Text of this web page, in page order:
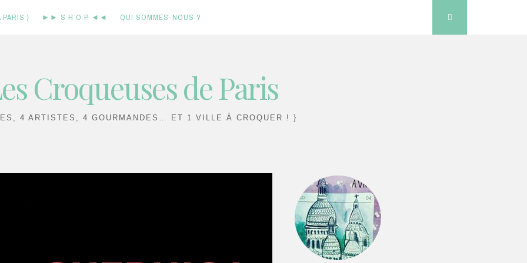
PARIS } ►► S H O P ◄◄ QUI SOMMES-NOUS ? Search
Croqueuses de Paris
4 ARTISTES, 4 GOURMANDES… ET 1 VILLE À CROQUER ! }